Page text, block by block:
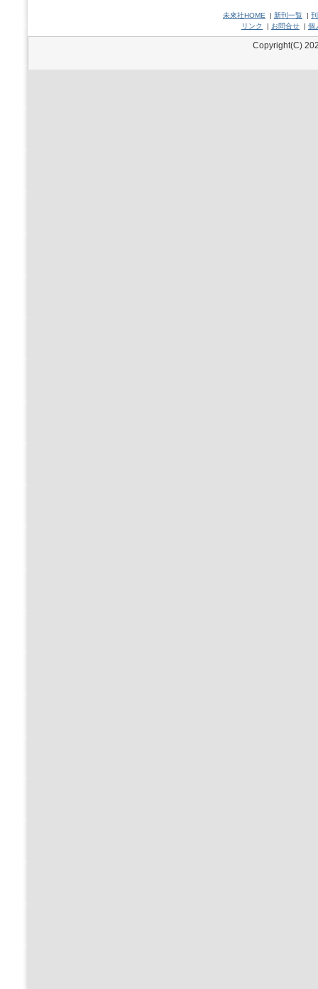
未來社HOME | 新刊一覧 |
リンク
| お問合せ | 個
Copyright(C)